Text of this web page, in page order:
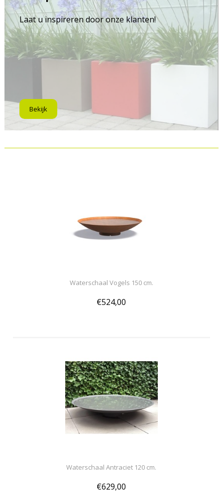
Laat u inspireren door onze klanten!
Bekijk
Waterschaal Vogels 150 cm.
€524,00
Waterschaal Antraciet 120 cm.
€629,00